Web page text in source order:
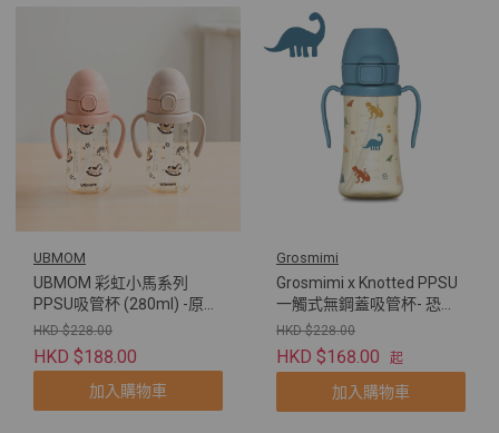
UBMOM
UBMOM 彩虹小馬系列
PPSU吸管杯 (280ml) -原裝
配彈蓋帶重力球及直飲管
HKD $228.00
HKD $188.00
加入購物車
Grosmimi
Grosmimi x Knotted PPSU
一觸式無鋼蓋吸管杯- 恐龍
世界
HKD $228.00
HKD $168.00 起
加入購物車